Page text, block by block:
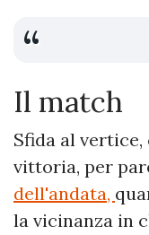
Il match
Sfida al
vittoria, per
dell'andata,
la vicinanza in